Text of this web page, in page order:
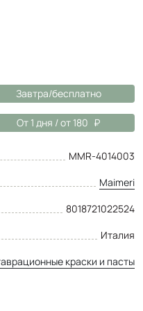
Завтра/бесплатно
От 1 дня / от 180
MMR-4014003
Maimeri
8018721022524
Италия
краски и пасты